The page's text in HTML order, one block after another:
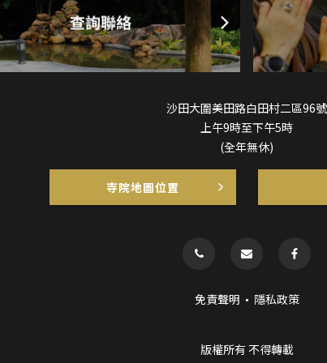
沙田大圍美田路白田村二區96號
上午9時至下午5時
(全年無休)
寺院地圖位置
免責聲明 隱私政策
版權所有 不得轉載